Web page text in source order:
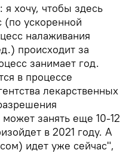
я хочу, чтобы здесь
ускоренной
налаживания
происходит за
занимает год.
в процессе
лекарственных
занять еще 10-12
в 2021 году. А
идет уже сейчас",